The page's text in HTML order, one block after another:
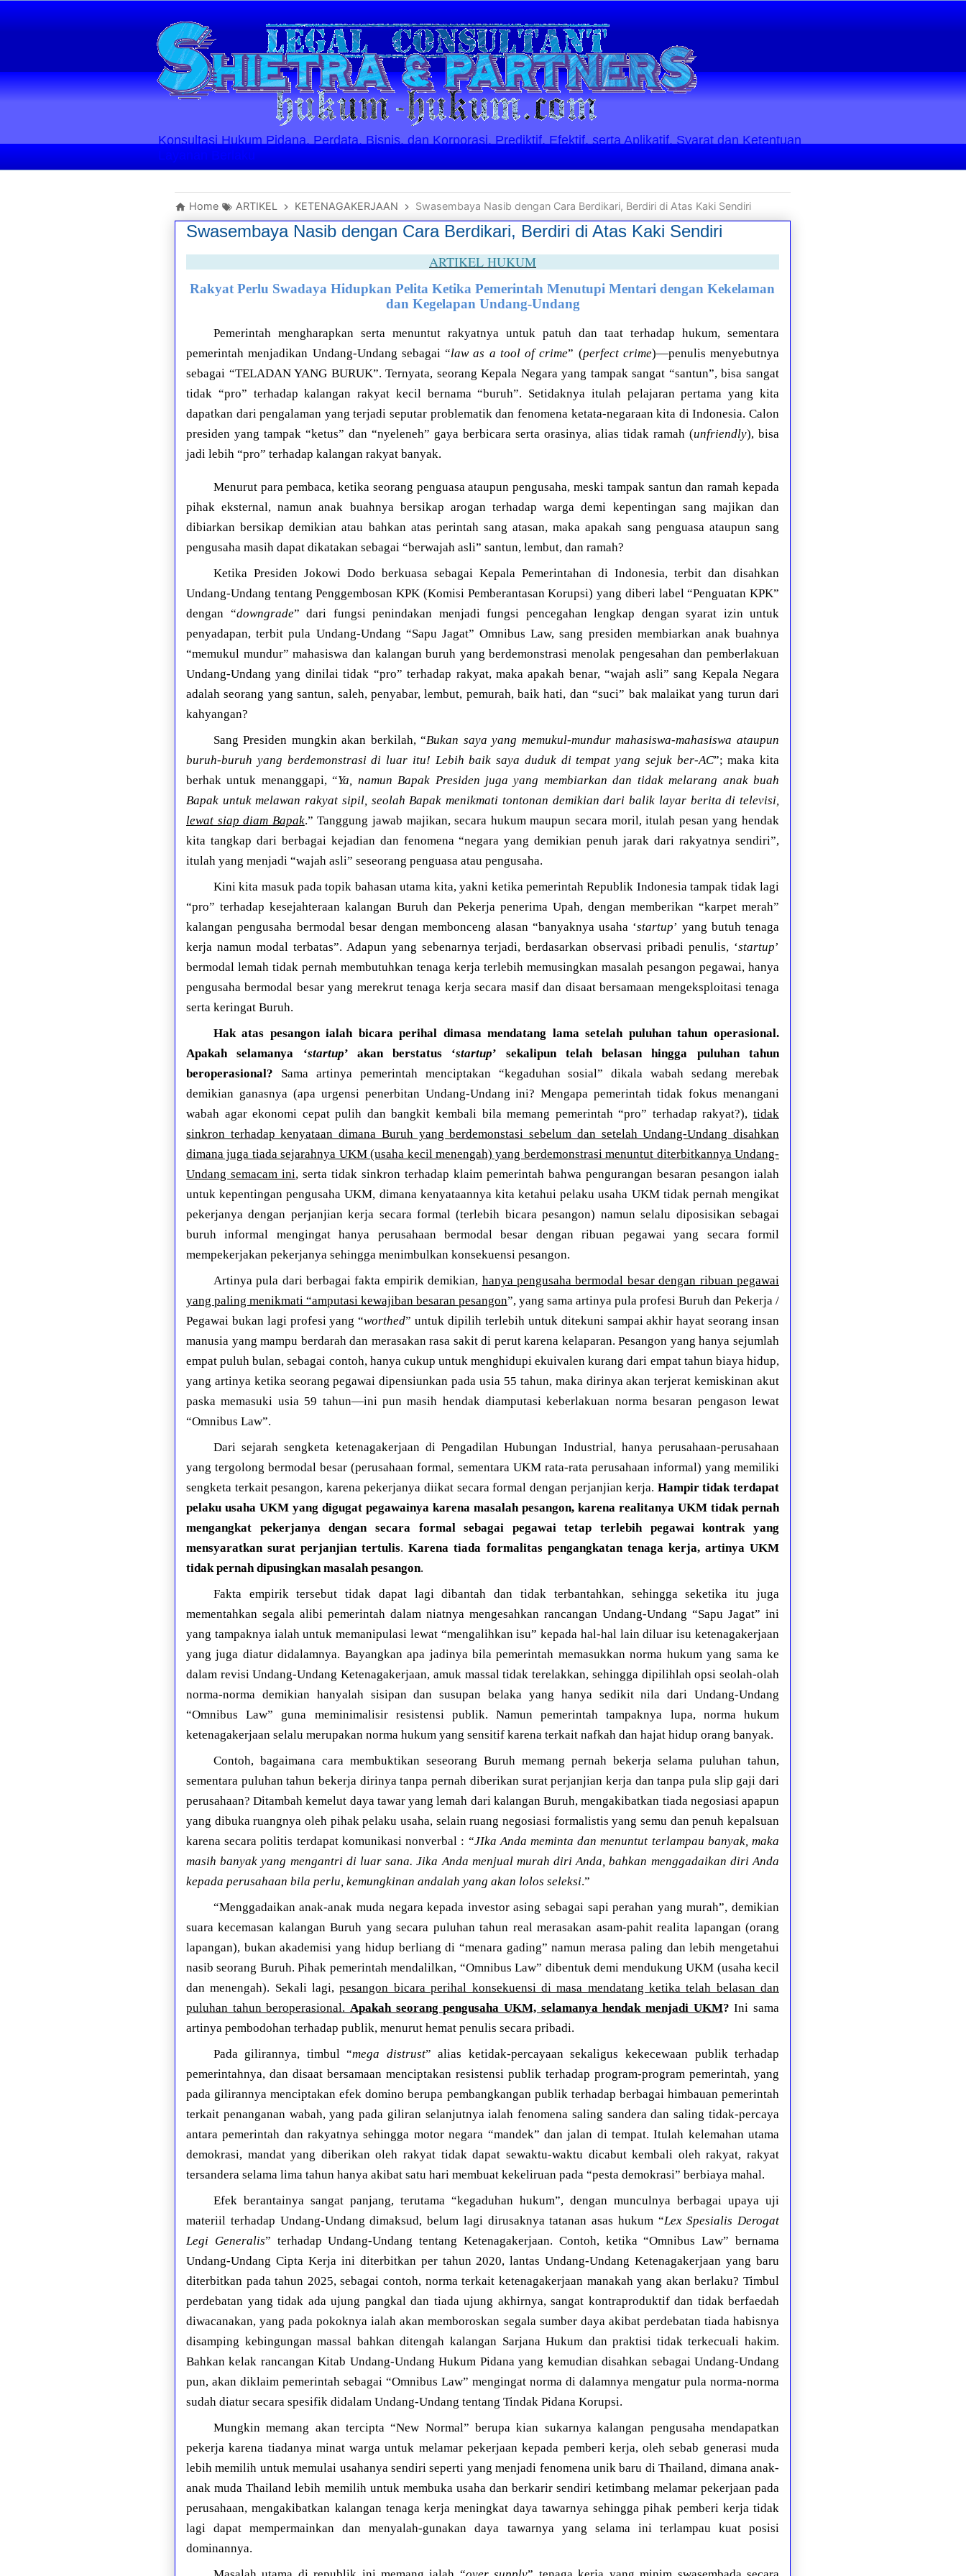
Konsultasi Hukum Pidana, Perdata, Bisnis, dan Korporasi. Prediktif, Efektif, serta Aplikatif. Syarat dan Ketentuan
Layanan Berlaku
Home ARTIKEL KETENAGAKERJAAN Swasembaya Nasib dengan Cara Berdikari, Berdiri di Atas Kaki Sendiri
Swasembaya Nasib dengan Cara Berdikari, Berdiri di Atas Kaki Sendiri
ARTIKEL HUKUM
Rakyat Perlu Swadaya Hidupkan Pelita Ketika Pemerintah Menutupi Mentari dengan Kekelaman
dan Kegelapan Undang-Undang
Pemerintah mengharapkan serta menuntut rakyatnya untuk patuh dan taat terhadap hukum, sementara
pemerintah menjadikan Undang-Undang sebagai “law as a tool of crime” (perfect crime)—penulis menyebutnya
sebagai “TELADAN YANG BURUK”. Ternyata, seorang Kepala Negara yang tampak sangat “santun”, bisa sangat
tidak “pro” terhadap kalangan rakyat kecil bernama “buruh”. Setidaknya itulah pelajaran pertama yang kita
dapatkan dari pengalaman yang terjadi seputar problematik dan fenomena ketata-negaraan kita di Indonesia. Calon
presiden yang tampak “ketus” dan “nyeleneh” gaya berbicara serta orasinya, alias tidak ramah (unfriendly), bisa
jadi lebih “pro” terhadap kalangan rakyat banyak.
Menurut para pembaca, ketika seorang penguasa ataupun pengusaha, meski tampak santun dan ramah kepada
pihak eksternal, namun anak buahnya bersikap arogan terhadap warga demi kepentingan sang majikan dan
dibiarkan bersikap demikian atau bahkan atas perintah sang atasan, maka apakah sang penguasa ataupun sang
pengusaha masih dapat dikatakan sebagai “berwajah asli” santun, lembut, dan ramah?
Ketika Presiden Jokowi Dodo berkuasa sebagai Kepala Pemerintahan di Indonesia, terbit dan disahkan
Undang-Undang tentang Penggembosan KPK (Komisi Pemberantasan Korupsi) yang diberi label “Penguatan KPK”
dengan “downgrade” dari fungsi penindakan menjadi fungsi pencegahan lengkap dengan syarat izin untuk
penyadapan, terbit pula Undang-Undang “Sapu Jagat” Omnibus Law, sang presiden membiarkan anak buahnya
“memukul mundur” mahasiswa dan kalangan buruh yang berdemonstrasi menolak pengesahan dan pemberlakuan
Undang-Undang yang dinilai tidak “pro” terhadap rakyat, maka apakah benar, “wajah asli” sang Kepala Negara
adalah seorang yang santun, saleh, penyabar, lembut, pemurah, baik hati, dan “suci” bak malaikat yang turun dari
kahyangan?
Sang Presiden mungkin akan berkilah, “Bukan saya yang memukul-mundur mahasiswa-mahasiswa ataupun
buruh-buruh yang berdemonstrasi di luar itu! Lebih baik saya duduk di tempat yang sejuk ber-AC”; maka kita
berhak untuk menanggapi, “Ya, namun Bapak Presiden juga yang membiarkan dan tidak melarang anak buah
Bapak untuk melawan rakyat sipil, seolah Bapak menikmati tontonan demikian dari balik layar berita di televisi,
lewat siap diam Bapak.” Tanggung jawab majikan, secara hukum maupun secara moril, itulah pesan yang hendak
kita tangkap dari berbagai kejadian dan fenomena “negara yang demikian penuh jarak dari rakyatnya sendiri”,
itulah yang menjadi “wajah asli” seseorang penguasa atau pengusaha.
Kini kita masuk pada topik bahasan utama kita, yakni ketika pemerintah Republik Indonesia tampak tidak lagi
“pro” terhadap kesejahteraan kalangan Buruh dan Pekerja penerima Upah, dengan memberikan “karpet merah”
kalangan pengusaha bermodal besar dengan membonceng alasan “banyaknya usaha ‘startup’ yang butuh tenaga
kerja namun modal terbatas”. Adapun yang sebenarnya terjadi, berdasarkan observasi pribadi penulis, ‘startup’
bermodal lemah tidak pernah membutuhkan tenaga kerja terlebih memusingkan masalah pesangon pegawai, hanya
pengusaha bermodal besar yang merekrut tenaga kerja secara masif dan disaat bersamaan mengeksploitasi tenaga
serta keringat Buruh.
Hak atas pesangon ialah bicara perihal dimasa mendatang lama setelah puluhan tahun operasional.
Apakah selamanya ‘startup’ akan berstatus ‘startup’ sekalipun telah belasan hingga puluhan tahun
beroperasional? Sama artinya pemerintah menciptakan “kegaduhan sosial” dikala wabah sedang merebak
demikian ganasnya (apa urgensi penerbitan Undang-Undang ini? Mengapa pemerintah tidak fokus menangani
wabah agar ekonomi cepat pulih dan bangkit kembali bila memang pemerintah “pro” terhadap rakyat?), tidak
sinkron terhadap kenyataan dimana Buruh yang berdemonstasi sebelum dan setelah Undang-Undang disahkan
dimana juga tiada sejarahnya UKM (usaha kecil menengah) yang berdemonstrasi menuntut diterbitkannya Undang-
Undang semacam ini, serta tidak sinkron terhadap klaim pemerintah bahwa pengurangan besaran pesangon ialah
untuk kepentingan pengusaha UKM, dimana kenyataannya kita ketahui pelaku usaha UKM tidak pernah mengikat
pekerjanya dengan perjanjian kerja secara formal (terlebih bicara pesangon) namun selalu diposisikan sebagai
buruh informal mengingat hanya perusahaan bermodal besar dengan ribuan pegawai yang secara formil
mempekerjakan pekerjanya sehingga menimbulkan konsekuensi pesangon.
Artinya pula dari berbagai fakta empirik demikian, hanya pengusaha bermodal besar dengan ribuan pegawai
yang paling menikmati “amputasi kewajiban besaran pesangon”, yang sama artinya pula profesi Buruh dan Pekerja /
Pegawai bukan lagi profesi yang “worthed” untuk dipilih terlebih untuk ditekuni sampai akhir hayat seorang insan
manusia yang mampu berdarah dan merasakan rasa sakit di perut karena kelaparan. Pesangon yang hanya sejumlah
empat puluh bulan, sebagai contoh, hanya cukup untuk menghidupi ekuivalen kurang dari empat tahun biaya hidup,
yang artinya ketika seorang pegawai dipensiunkan pada usia 55 tahun, maka dirinya akan terjerat kemiskinan akut
paska memasuki usia 59 tahun—ini pun masih hendak diamputasi keberlakuan norma besaran pengason lewat
“Omnibus Law”.
Dari sejarah sengketa ketenagakerjaan di Pengadilan Hubungan Industrial, hanya perusahaan-perusahaan
yang tergolong bermodal besar (perusahaan formal, sementara UKM rata-rata perusahaan informal) yang memiliki
sengketa terkait pesangon, karena pekerjanya diikat secara formal dengan perjanjian kerja. Hampir tidak terdapat
pelaku usaha UKM yang digugat pegawainya karena masalah pesangon, karena realitanya UKM tidak pernah
mengangkat pekerjanya dengan secara formal sebagai pegawai tetap terlebih pegawai kontrak yang
mensyaratkan surat perjanjian tertulis.Karena tiada formalitas pengangkatan tenaga kerja, artinya UKM
tidak pernah dipusingkan masalah pesangon.
Fakta empirik tersebut tidak dapat lagi dibantah dan tidak terbantahkan, sehingga seketika itu juga
mementahkan segala alibi pemerintah dalam niatnya mengesahkan rancangan Undang-Undang “Sapu Jagat” ini
yang tampaknya ialah untuk memanipulasi lewat “mengalihkan isu” kepada hal-hal lain diluar isu ketenagakerjaan
yang juga diatur didalamnya. Bayangkan apa jadinya bila pemerintah memasukkan norma hukum yang sama ke
dalam revisi Undang-Undang Ketenagakerjaan, amuk massal tidak terelakkan, sehingga dipilihlah opsi seolah-olah
norma-norma demikian hanyalah sisipan dan susupan belaka yang hanya sedikit nila dari Undang-Undang
“Omnibus Law” guna meminimalisir resistensi publik. Namun pemerintah tampaknya lupa, norma hukum
ketenagakerjaan selalu merupakan norma hukum yang sensitif karena terkait nafkah dan hajat hidup orang banyak.
Contoh, bagaimana cara membuktikan seseorang Buruh memang pernah bekerja selama puluhan tahun,
sementara puluhan tahun bekerja dirinya tanpa pernah diberikan surat perjanjian kerja dan tanpa pula slip gaji dari
perusahaan? Ditambah kemelut daya tawar yang lemah dari kalangan Buruh, mengakibatkan tiada negosiasi apapun
yang dibuka ruangnya oleh pihak pelaku usaha, selain ruang negosiasi formalistis yang semu dan penuh kepalsuan
karena secara politis terdapat komunikasi nonverbal : “JIka Anda meminta dan menuntut terlampau banyak, maka
masih banyak yang mengantri di luar sana. Jika Anda menjual murah diri Anda, bahkan menggadaikan diri Anda
kepada perusahaan bila perlu, kemungkinan andalah yang akan lolos seleksi.”
“Menggadaikan anak-anak muda negara kepada investor asing sebagai sapi perahan yang murah”, demikian
suara kecemasan kalangan Buruh yang secara puluhan tahun real merasakan asam-pahit realita lapangan (orang
lapangan), bukan akademisi yang hidup berliang di “menara gading” namun merasa paling dan lebih mengetahui
nasib seorang Buruh. Pihak pemerintah mendalilkan, “Omnibus Law” dibentuk demi mendukung UKM (usaha kecil
dan menengah). Sekali lagi,pesangon bicara perihal konsekuensi di masa mendatang ketika telah belasan dan
puluhan tahun beroperasional. Apakah seorang pengusaha UKM, selamanya hendak menjadi UKM?Ini sama
artinya pembodohan terhadap publik, menurut hemat penulis secara pribadi.
Pada gilirannya, timbul “mega distrust” alias ketidak-percayaan sekaligus kekecewaan publik terhadap
pemerintahnya, dan disaat bersamaan menciptakan resistensi publik terhadap program-program pemerintah, yang
pada gilirannya menciptakan efek domino berupa pembangkangan publik terhadap berbagai himbauan pemerintah
terkait penanganan wabah, yang pada giliran selanjutnya ialah fenomena saling sandera dan saling tidak-percaya
antara pemerintah dan rakyatnya sehingga motor negara “mandek” dan jalan di tempat. Itulah kelemahan utama
demokrasi, mandat yang diberikan oleh rakyat tidak dapat sewaktu-waktu dicabut kembali oleh rakyat, rakyat
tersandera selama lima tahun hanya akibat satu hari membuat kekeliruan pada “pesta demokrasi” berbiaya mahal.
Efek berantainya sangat panjang, terutama “kegaduhan hukum”, dengan munculnya berbagai upaya uji
materiil terhadap Undang-Undang dimaksud, belum lagi dirusaknya tatanan asas hukum “Lex Spesialis Derogat
Legi Generalis” terhadap Undang-Undang tentang Ketenagakerjaan. Contoh, ketika “Omnibus Law” bernama
Undang-Undang Cipta Kerja ini diterbitkan per tahun 2020, lantas Undang-Undang Ketenagakerjaan yang baru
diterbitkan pada tahun 2025, sebagai contoh, norma terkait ketenagakerjaan manakah yang akan berlaku? Timbul
perdebatan yang tidak ada ujung pangkal dan tiada ujung akhirnya, sangat kontraproduktif dan tidak berfaedah
diwacanakan, yang pada pokoknya ialah akan memboroskan segala sumber daya akibat perdebatan tiada habisnya
disamping kebingungan massal bahkan ditengah kalangan Sarjana Hukum dan praktisi tidak terkecuali hakim.
Bahkan kelak rancangan Kitab Undang-Undang Hukum Pidana yang kemudian disahkan sebagai Undang-Undang
pun, akan diklaim pemerintah sebagai “Omnibus Law” mengingat norma di dalamnya mengatur pula norma-norma
sudah diatur secara spesifik didalam Undang-Undang tentang Tindak Pidana Korupsi.
Mungkin memang akan tercipta “New Normal” berupa kian sukarnya kalangan pengusaha mendapatkan
pekerja karena tiadanya minat warga untuk melamar pekerjaan kepada pemberi kerja, oleh sebab generasi muda
lebih memilih untuk memulai usahanya sendiri seperti yang menjadi fenomena unik baru di Thailand, dimana anak-
anak muda Thailand lebih memilih untuk membuka usaha dan berkarir sendiri ketimbang melamar pekerjaan pada
perusahaan, mengakibatkan kalangan tenaga kerja meningkat daya tawarnya sehingga pihak pemberi kerja tidak
lagi dapat mempermainkan dan menyalah-gunakan daya tawarnya yang selama ini terlampau kuat posisi
dominannya.